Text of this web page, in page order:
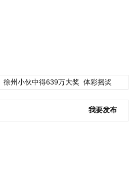
徐州小伙中得639万大奖 体彩摇奖
我要发布